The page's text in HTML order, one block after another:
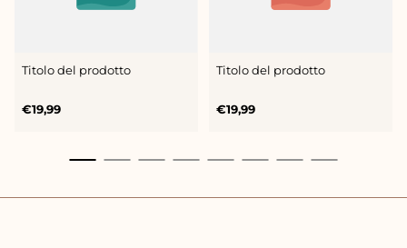
Titolo del prodotto
Prezzo
€19,99
Titolo del prodotto
Prezzo
€19,99